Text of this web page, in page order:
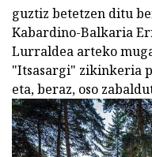
guztiz betetzen ditu
Kabardino-Balkaria
Lurraldea arteko
"Itsasargi" zikinkeria
eta, beraz, oso